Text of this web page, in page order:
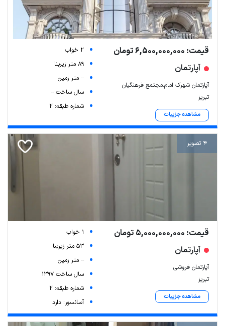
قیمت: 6,500,000,000 تومان
آپارتمان
آپارتمان شهرک امام.مجتمع فرهنگیان
تبریز
مشاهده جزییات
2 خواب
89 متر زیربنا
-- متر زمین
سال ساخت --
شماره طبقه: 2
4 تصویر
قیمت: 5,000,000,000 تومان
آپارتمان
آپارتمان فروشی
تبریز
مشاهده جزییات
1 خواب
53 متر زیربنا
-- متر زمین
سال ساخت 1397
شماره طبقه: 2
آسانسور: دارد